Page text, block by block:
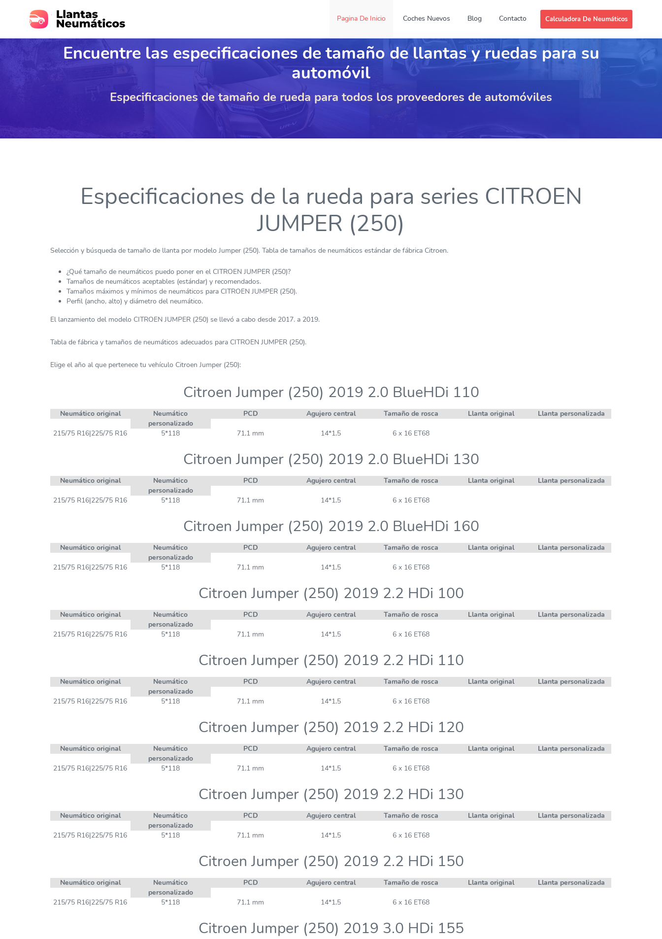
Pagina De Inicio Coches Nuevos Blog Contacto Calculadora De Neumáticos
Encuentre las especificaciones de tamaño de llantas y ruedas para su
automóvil
Especificaciones de tamaño de rueda para todos los proveedores de automóviles
Especificaciones de la rueda para series CITROEN
JUMPER (250)
Selección y búsqueda de tamaño de llanta por modelo Jumper (250). Tabla de tamaños de neumáticos estándar de fábrica Citroen.
¿Qué tamaño de neumáticos puedo poner en el CITROEN JUMPER (250)?
Tamaños de neumáticos aceptables (estándar) y recomendados.
Tamaños máximos y mínimos de neumáticos para CITROEN JUMPER (250).
Perfil (ancho, alto) y diámetro del neumático.
El lanzamiento del modelo CITROEN JUMPER (250) se llevó a cabo desde 2017. a 2019.
Tabla de fábrica y tamaños de neumáticos adecuados para CITROEN JUMPER (250).
Elige el año al que pertenece tu vehículo Citroen Jumper (250):
Citroen Jumper (250) 2019 2.0 BlueHDi 110
Neumático original
Neumático
personalizado
PCD Agujero central Tamaño de rosca Llanta original Llanta personalizada
215/75 R16|225/75 R16 5*118 71,1 mm 14*1,5 6 x 16 ET68
Citroen Jumper (250) 2019 2.0 BlueHDi 130
Neumático original
Neumático
personalizado
PCD Agujero central Tamaño de rosca Llanta original Llanta personalizada
215/75 R16|225/75 R16 5*118 71,1 mm 14*1,5 6 x 16 ET68
Citroen Jumper (250) 2019 2.0 BlueHDi 160
Neumático original
Neumático
personalizado
PCD Agujero central Tamaño de rosca Llanta original Llanta personalizada
215/75 R16|225/75 R16 5*118 71,1 mm 14*1,5 6 x 16 ET68
Citroen Jumper (250) 2019 2.2 HDi 100
Neumático original
Neumático
personalizado
PCD Agujero central Tamaño de rosca Llanta original Llanta personalizada
215/75 R16|225/75 R16 5*118 71,1 mm 14*1,5 6 x 16 ET68
Citroen Jumper (250) 2019 2.2 HDi 110
Neumático original
Neumático
personalizado
PCD Agujero central Tamaño de rosca Llanta original Llanta personalizada
215/75 R16|225/75 R16 5*118 71,1 mm 14*1,5 6 x 16 ET68
Citroen Jumper (250) 2019 2.2 HDi 120
Neumático original
Neumático
personalizado
PCD Agujero central Tamaño de rosca Llanta original Llanta personalizada
215/75 R16|225/75 R16 5*118 71,1 mm 14*1,5 6 x 16 ET68
Citroen Jumper (250) 2019 2.2 HDi 130
Neumático original
Neumático
personalizado
PCD Agujero central Tamaño de rosca Llanta original Llanta personalizada
215/75 R16|225/75 R16 5*118 71,1 mm 14*1,5 6 x 16 ET68
Citroen Jumper (250) 2019 2.2 HDi 150
Neumático original
Neumático
personalizado
PCD Agujero central Tamaño de rosca Llanta original Llanta personalizada
215/75 R16|225/75 R16 5*118 71,1 mm 14*1,5 6 x 16 ET68
Citroen Jumper (250) 2019 3.0 HDi 155